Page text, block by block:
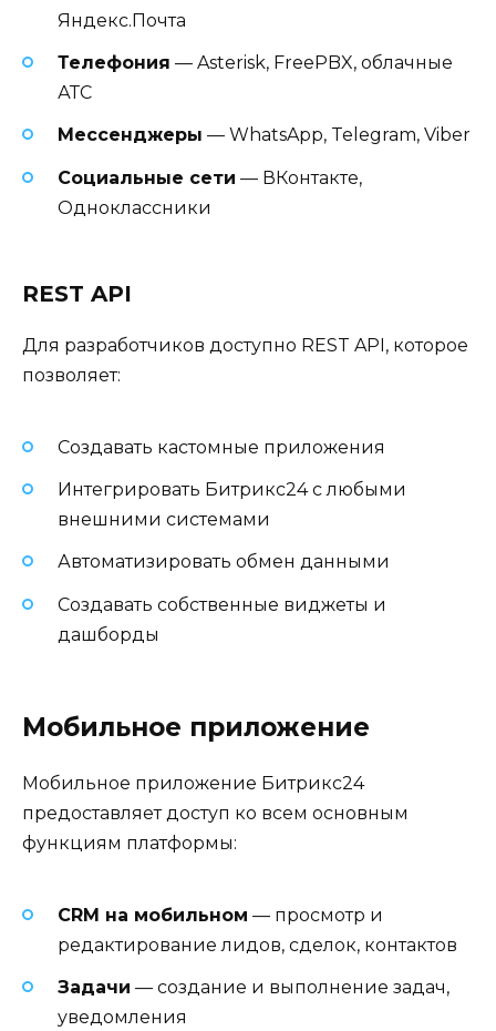
Яндекс.Почта
Телефония — Asterisk, FreePBX, облачные
АТС
Мессенджеры — WhatsApp, Telegram, Viber
Социальные сети — ВКонтакте,
Одноклассники
REST API
Для разработчиков доступно REST API, которое
позволяет:
Создавать кастомные приложения
Интегрировать Битрикс24 с любыми
внешними системами
Автоматизировать обмен данными
Создавать собственные виджеты и
дашборды
Мобильное приложение
Мобильное приложение Битрикс24
предоставляет доступ ко всем основным
функциям платформы:
CRM на мобильном — просмотр и
редактирование лидов, сделок, контактов
Задачи — создание и выполнение задач,
уведомления